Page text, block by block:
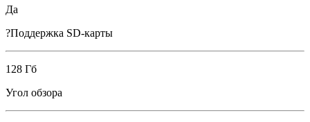
Да
?Поддержка SD-карты
128 Гб
Угол обзора